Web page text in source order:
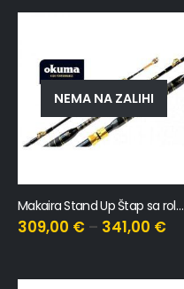
NEMA NA ZALIHI
Makaira Stand Up Štap sa rolerima
309,00 € – 341,00 €